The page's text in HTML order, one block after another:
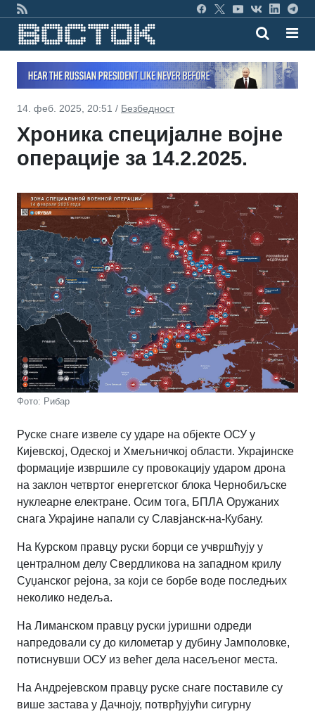
14. феб. 2025, 20:51 / Безбедност
Хроника специјалне војне
операције за 14.2.2025.
Фото: Рибар
Руске снаге извеле су ударе на објекте ОСУ у
Кијевској, Одеској и Хмељничкој области. Украјинске
формације извршиле су провокацију ударом дрона
на заклон четвртог енергетског блока Чернобиљске
нуклеарне електране. Осим тога, БПЛА Оружаних
снага Украјине напали су Славјанск-на-Кубану.
На Курском правцу руски борци се учвршћују у
централном делу Свердликова на западном крилу
Суџанског рејона, за који се борбе воде последњих
неколико недеља.
На Лиманском правцу руски јуришни одреди
напредовали су до километар у дубину Јамполовке,
потиснувши ОСУ из већег дела насељеног места.
На Андрејевском правцу руске снаге поставиле су
више застава у Дачноју, потврђујући сигурну